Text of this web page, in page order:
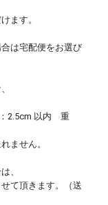
ます。
は宅配便をお選び
2.5cm 以内 重
ません。
、
て頂きます。（送